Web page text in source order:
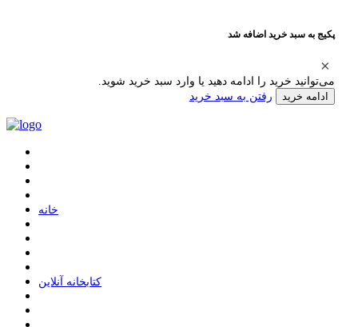
پکیج به سبد خرید اضافه شد
می‌توانید خرید را ادامه دهید یا وارد سبد خرید شوید.
ادامه خرید رفتن به سبد خرید
ﺧﺎﻧﻪ
ﮐﺘﺎﺑﺨﺎﻧﻪ ﺁﻧﻼﯾﻦ